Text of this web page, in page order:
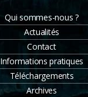
Qui sommes-nous ?
Actualités
Contact
Informations pratiques
Téléchargements
Archives